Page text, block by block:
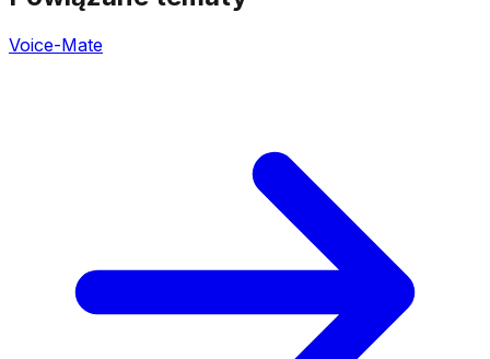
Voice-Mate